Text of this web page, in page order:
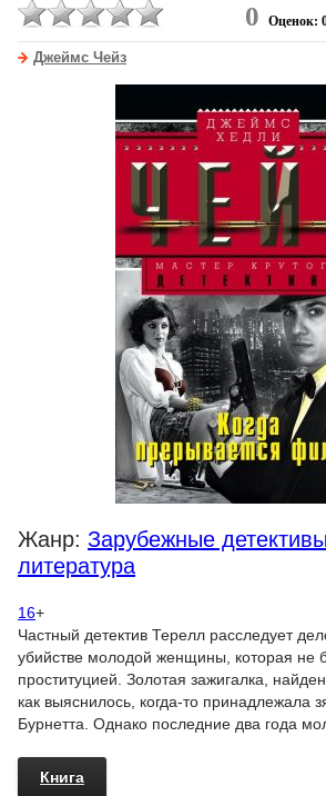
0 Оценок:
Джеймс Чейз
Жанр: Зарубежные детективы
литература
16+
Частный детектив Терелл расследует
убийстве молодой женщины, которая не
проституцией. Золотая зажигалка,
как выяснилось, когда-то принадлежала
Бурнетта. Однако последние два года
Книга